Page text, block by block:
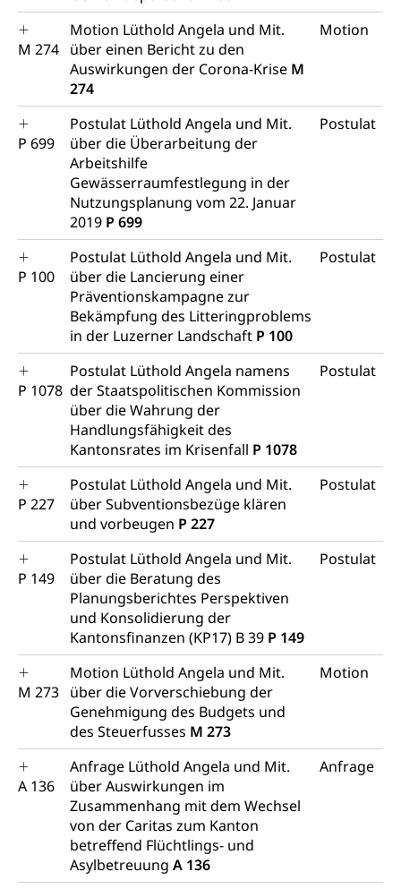
M 274
Motion Lüthold Angela und Mit.
über einen Bericht zu den
Auswirkungen der Corona-Krise M
274
Motion
P 699
Postulat Lüthold Angela und Mit.
über die Überarbeitung der
Arbeitshilfe
Gewässerraumfestlegung in der
Nutzungsplanung vom 22. Januar
2019 P 699
Postulat
P 100
Postulat Lüthold Angela und Mit.
über die Lancierung einer
Präventionskampagne zur
Bekämpfung des Litteringproblems
in der Luzerner Landschaft P 100
Postulat
P 1078
Postulat Lüthold Angela namens
der Staatspolitischen Kommission
über die Wahrung der
Handlungsfähigkeit des
Kantonsrates im Krisenfall P 1078
Postulat
P 227
Postulat Lüthold Angela und Mit.
über Subventionsbezüge klären
und vorbeugen P 227
Postulat
P 149
Postulat Lüthold Angela und Mit.
über die Beratung des
Planungsberichtes Perspektiven
und Konsolidierung der
Kantonsfinanzen (KP17) B 39 P 149
Postulat
M 273
Motion Lüthold Angela und Mit.
über die Vorverschiebung der
Genehmigung des Budgets und
des Steuerfusses M 273
Motion
A 136
Anfrage Lüthold Angela und Mit.
über Auswirkungen im
Zusammenhang mit dem Wechsel
von der Caritas zum Kanton
betreffend Flüchtlings- und
Asylbetreuung A 136
Anfrage
Grundbuchplan mit Eigentümerabfrage
(Geoportal)
Luftreinhaltung, Luftverschmutzung, Klimaschutz,
Klimaveränderung, Treibhauseffekt
Atmosphäre, Luft, Klima (Geoportal)
Raumplanung
Raumplan, Nutzungsplan
Raumdatenpool
Richtplanung Kanton Luzern (ARE)
Raum und Wirtschaft rawi